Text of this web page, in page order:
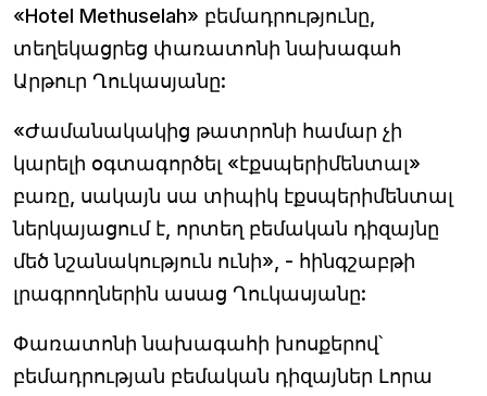
«Hotel Methuselah» բեմադրությունը,
տեղեկացրեց փառատոնի նախագահ
Արթուր Ղուկասյանը:
«Ժամանակակից թատրոնի համար չի
կարելի օգտագործել «էքսպերիմենտալ»
բառը, սակայն սա տիպիկ էքսպերիմենտալ
ներկայացում է, որտեղ բեմական դիզայնը
մեծ նշանակություն ունի», - հինգշաբթի
լրագրողներին ասաց Ղուկասյանը:
Փառատոնի նախագահի խոսքերով՝
բեմադրության բեմական դիզայներ Լորա